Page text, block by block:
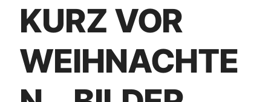
KURZ VOR
WEIHNACHTE